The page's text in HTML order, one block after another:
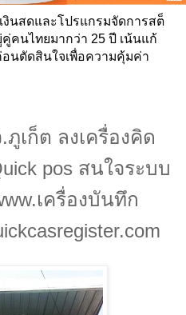
งินสดและโปรแกรมจัดการสต็
คนไทยมากว่า 25 ปี เน้นแก้
นตัดสินใจเพื่อความคุ้มค่า
เก็ต ลงเครื่องคิด
pos สนใจระบบ
เครื่องบันทึก